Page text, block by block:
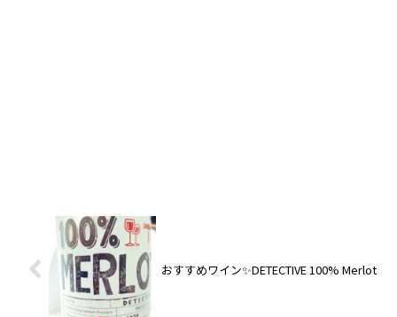
おすすめワイン✨DETECTIVE 100% Merlot